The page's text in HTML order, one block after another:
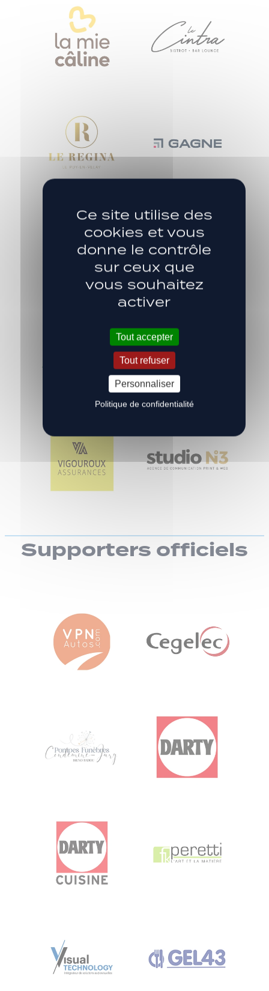
Supporters officiels
Ce site utilise des
cookies et vous
donne le contrôle
sur ceux que
vous souhaitez
activer
Tout accepter
Tout refuser
Personnaliser
Politique de confidentialité